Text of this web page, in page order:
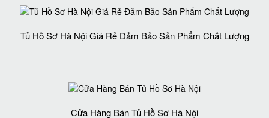
Tủ Hồ Sơ Hà Nội Giá Rẻ Đảm Bảo Sản Phẩm Chất Lượng‎
Cửa Hàng Bán Tủ Hồ Sơ Hà Nội